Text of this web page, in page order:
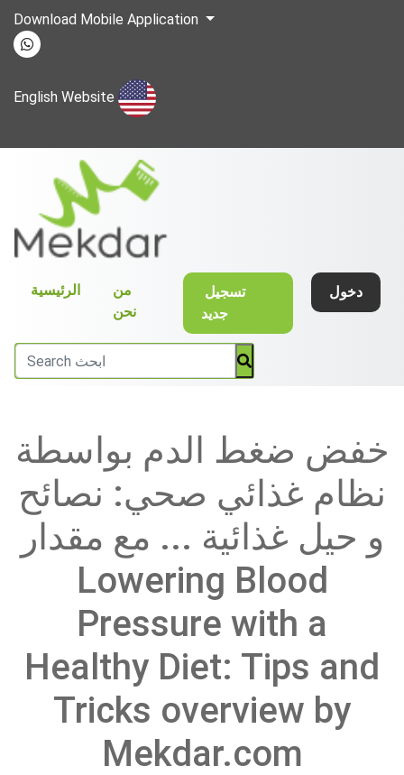
Download Mobile Application
English Website
الرئيسية(current)
من
نحن
جديد
دخول
خفض ضغط الدم بواسطة
نظام غذائي صحي: نصائح
و حيل غذائية ... مع مقدار
Lowering Blood
Pressure with a
Healthy Diet: Tips and
Tricks overview by
Mekdar.com